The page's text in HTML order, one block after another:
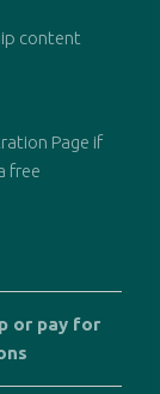
content
Page if
free
or pay for